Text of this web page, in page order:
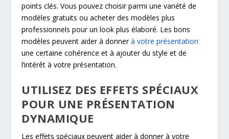
points clés. Vous pouvez choisir parmi une variété de
modèles gratuits ou acheter des modèles plus
professionnels pour un look plus élaboré. Les bons
modèles peuvent aider à donnerà votre présentation
une certaine cohérence et à ajouter du style et de
l’intérêt à votre présentation.
UTILISEZ DES EFFETS SPÉCIAUX
POUR UNE PRÉSENTATION
DYNAMIQUE
Les effets spéciaux peuvent aider à donner à votre